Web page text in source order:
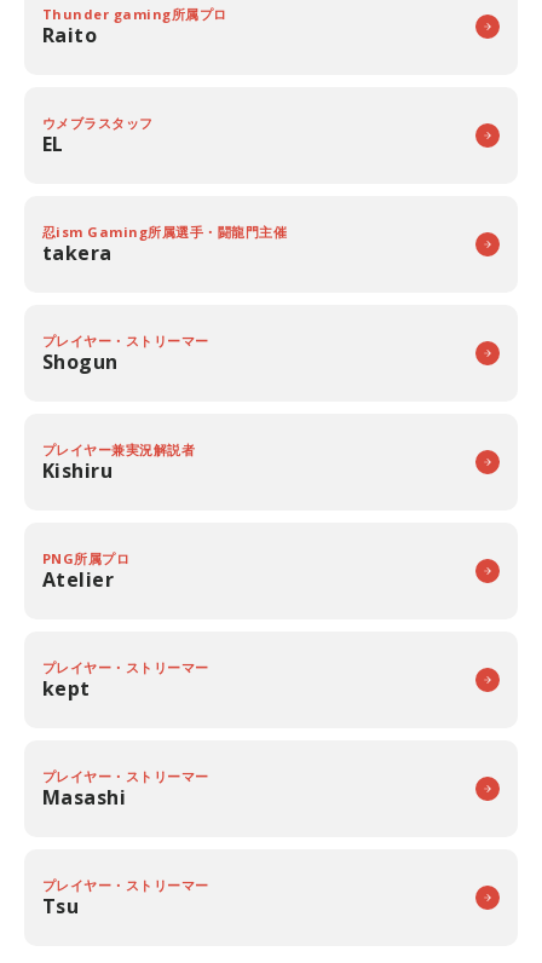
Thunder gaming所属プロ
Raito
ウメブラスタッフ
EL
忍ism Gaming所属選手・闘龍門主催
takera
プレイヤー・ストリーマー
Shogun
プレイヤー兼実況解説者
Kishiru
PNG所属プロ
Atelier
プレイヤー・ストリーマー
kept
プレイヤー・ストリーマー
Masashi
プレイヤー・ストリーマー
Tsu